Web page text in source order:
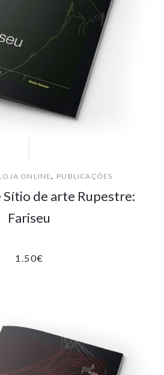
ONLINE, PUBLICAÇÕES
Sítio de arte Rupestre:
Fariseu
1.50€